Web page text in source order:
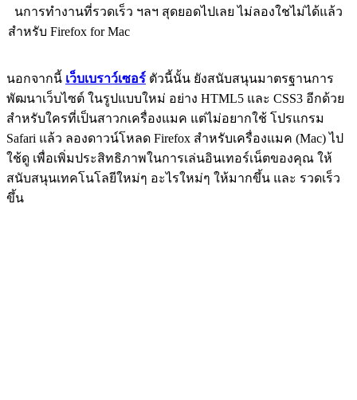
นการทำงานที่รวดเร็ว ฯลฯ สุดยอดไปเลย ไม่ลองใชไม่ได้แล้ว
สำหรับ Firefox for Mac
นอกจากนี้ เว็บเบราว์เซอร์ ตัวนี้นั้น ยังสนับสนุนมาตรฐานการ
พัฒนาเว็บไซต์ ในรูปแบบใหม่ อย่าง HTML5 และ CSS3 อีกด้วย
สำหรับใครที่เป็นสาวกเครื่องแมค แต่ไม่อยากใช้ โปรแกรม
Safari แล้ว ลองดาวน์โหลด Firefox สำหรับเครื่องแมค (Mac) ไป
ใช้ดู เพื่อเพิ่มประสิทธิภาพในการเล่นอินเทอร์เน็ตของคุณ ให้
สนับสนุนเทคโนโลยีใหม่ๆ อะไรใหม่ๆ ให้มากขึ้น และ รวดเร็ว
ขึ้น